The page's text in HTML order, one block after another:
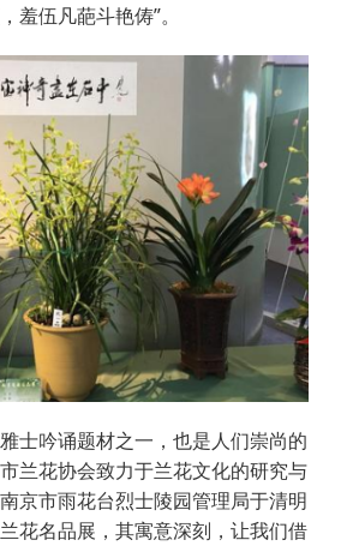
羞伍凡葩斗艳俦”。
士吟诵题材之一，也是人们崇尚的
兰花协会致力于兰花文化的研究与
京市雨花台烈士陵园管理局于清明
花名品展，其寓意深刻，让我们借